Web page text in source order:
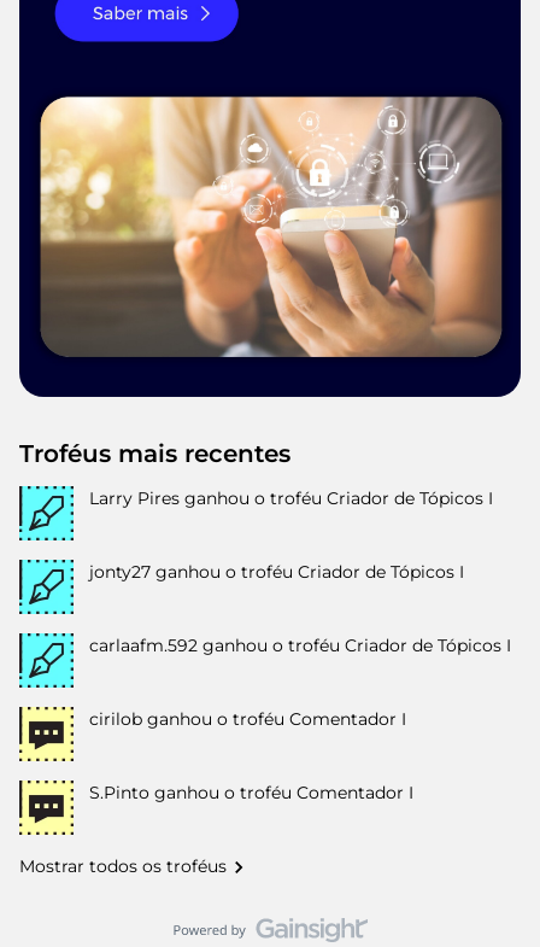
Troféus mais recentes
Larry Pires ganhou o troféu Criador de Tópicos I
jonty27 ganhou o troféu Criador de Tópicos I
carlaafm.592 ganhou o troféu Criador de Tópicos I
cirilob ganhou o troféu Comentador I
S.Pinto ganhou o troféu Comentador I
Mostrar todos os troféus